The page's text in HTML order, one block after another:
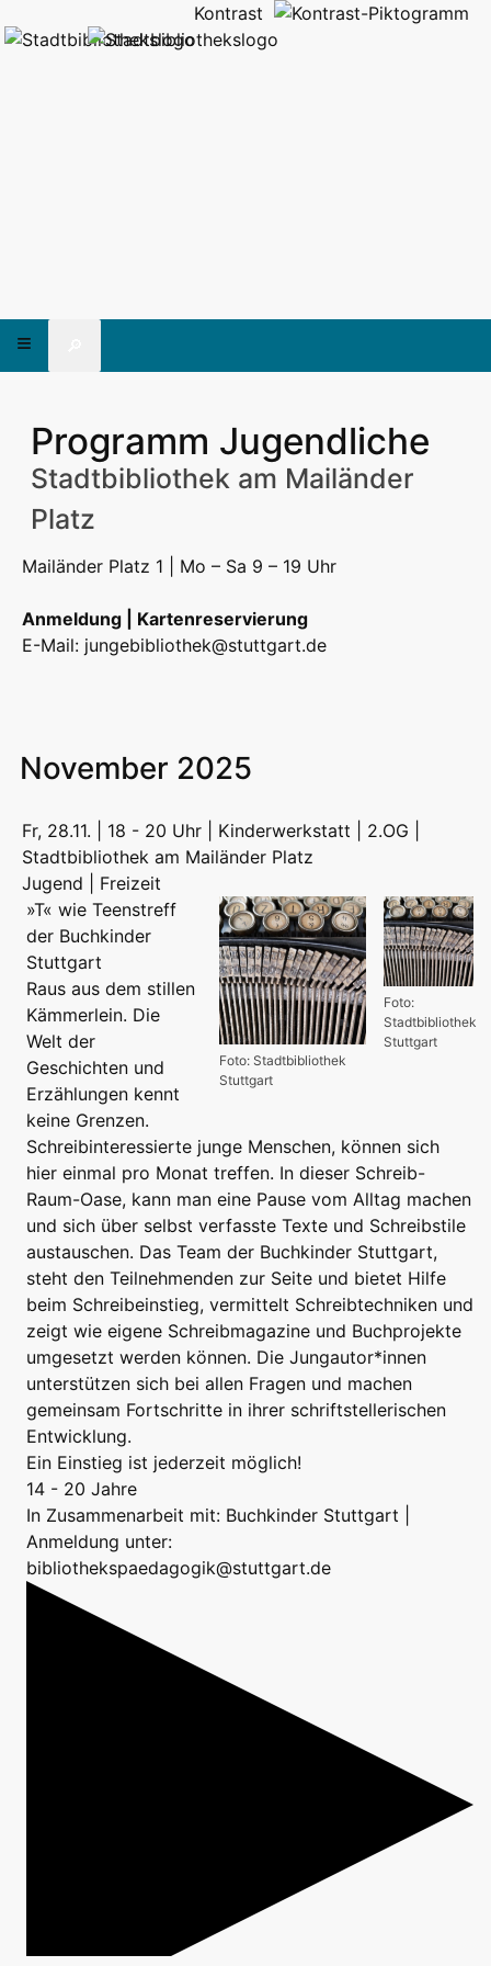
Kontrast
Programm Jugendliche
Stadtbibliothek am Mailänder
Platz
Mailänder Platz 1 | Mo – Sa 9 – 19 Uhr
Anmeldung | Kartenreservierung
E-Mail: jungebibliothek@stuttgart.de
November 2025
Fr, 28.11. | 18 - 20 Uhr | Kinderwerkstatt | 2.OG |
Stadtbibliothek am Mailänder Platz
Jugend | Freizeit
Foto:
Stadtbibliothek
Stuttgart
Foto: Stadtbibliothek
Stuttgart
»T« wie Teenstreff
der Buchkinder
Stuttgart
Raus aus dem stillen
Kämmerlein. Die
Welt der
Geschichten und
Erzählungen kennt
keine Grenzen.
Schreibinteressierte junge Menschen, können sich
hier einmal pro Monat treffen. In dieser Schreib-
Raum-Oase, kann man eine Pause vom Alltag machen
und sich über selbst verfasste Texte und Schreibstile
austauschen. Das Team der Buchkinder Stuttgart,
steht den Teilnehmenden zur Seite und bietet Hilfe
beim Schreibeinstieg, vermittelt Schreibtechniken und
zeigt wie eigene Schreibmagazine und Buchprojekte
umgesetzt werden können. Die Jungautor*innen
unterstützen sich bei allen Fragen und machen
gemeinsam Fortschritte in ihrer schriftstellerischen
Entwicklung.
Ein Einstieg ist jederzeit möglich!
14 - 20 Jahre
In Zusammenarbeit mit: Buchkinder Stuttgart |
Anmeldung unter:
bibliothekspaedagogik@stuttgart.de